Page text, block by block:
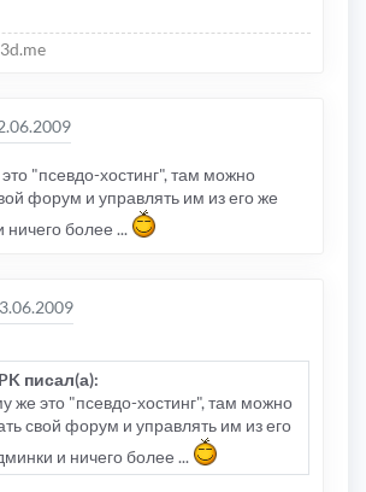
"псевдо-хостинг", там можно
форум и управлять им из его же
ничего более ...
писал(а):
же это "псевдо-хостинг", там можно
свой форум и управлять им из его
и ничего более ...